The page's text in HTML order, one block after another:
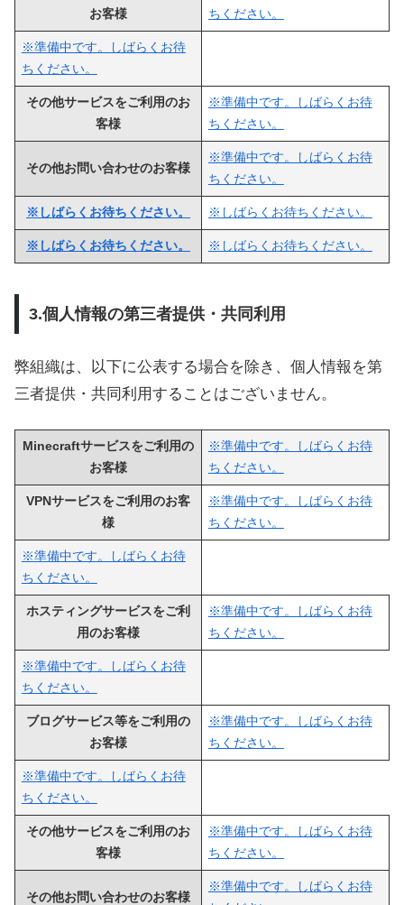
お客様
ちください。
※準備中です。しばらくお待
ちください。
その他サービスをご利用のお
客様
※準備中です。しばらくお待
ちください。
その他お問い合わせのお客様
※準備中です。しばらくお待
ちください。
※しばらくお待ちください。 ※しばらくお待ちください。
※しばらくお待ちください。 ※しばらくお待ちください。
3.個人情報の第三者提供・共同利用
弊組織は、以下に公表する場合を除き、個人情報を第
三者提供・共同利用することはございません。
Minecraftサービスをご利用の
お客様
※準備中です。しばらくお待
ちください。
VPNサービスをご利用のお客
様
※準備中です。しばらくお待
ちください。
※準備中です。しばらくお待
ちください。
ホスティングサービスをご利
用のお客様
※準備中です。しばらくお待
ちください。
※準備中です。しばらくお待
ちください。
ブログサービス等をご利用の
お客様
※準備中です。しばらくお待
ちください。
※準備中です。しばらくお待
ちください。
その他サービスをご利用のお
客様
※準備中です。しばらくお待
ちください。
その他お問い合わせのお客様
※準備中です。しばらくお待